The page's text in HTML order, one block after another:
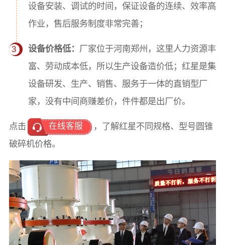
设备安装、调试的时间，保证设备的连续、效率高
作业，售后服务制度非常完善；
3 设备价格低： 厂家位于河南郑州，这里人力资源丰
富、劳动成本低，所以生产设备造价低；红星是集
设备研发、生产、销售、服务于一体的直销型厂
家，没有中间商赚差价，件件都是出厂价。
点击 在线客服
，了解红星不同规格、型号圆锥
破碎机价格。